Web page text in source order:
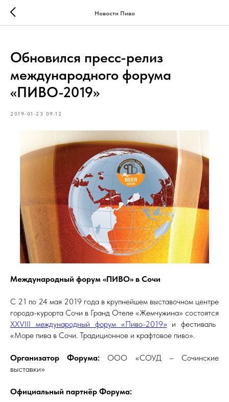
Новости Пиво
Обновился пресс-релиз
международного форума
«ПИВО-2019»
2019-01-23 09:12
Международный форум «ПИВО» в Сочи
С 21 по 24 мая 2019 года в крупнейшем выставочном центре
города-курорта Сочи в Гранд Отеле «Жемчужина» состоятся
XХVIII международный форум «Пиво-2019» и фестиваль
«Море пива в Сочи. Традиционное и крафтовое пиво».
Организатор Форума:ООО «СОУД – Сочинские
выставки»
Официальный партнёр Форума: